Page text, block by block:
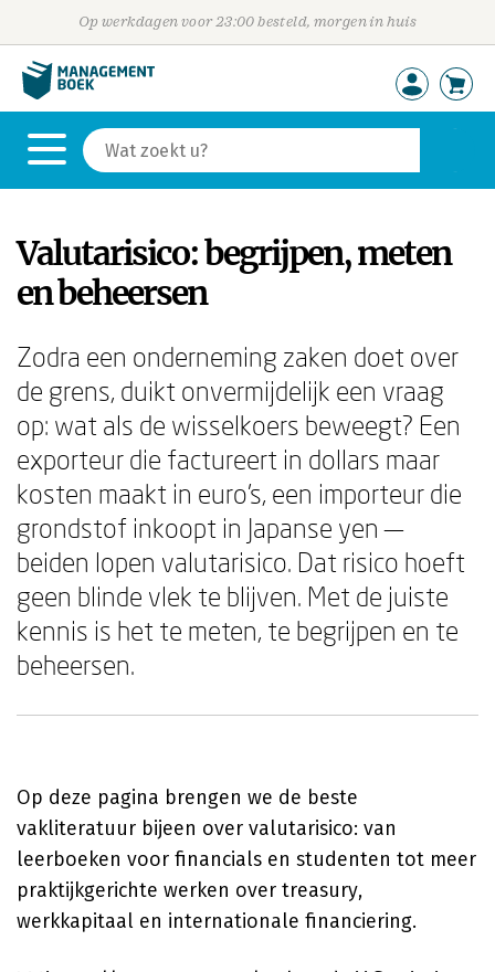
Op werkdagen voor 23:00 besteld, morgen in huis
Valutarisico: begrijpen, meten
en beheersen
Zodra een onderneming zaken doet over
de grens, duikt onvermijdelijk een vraag
op: wat als de wisselkoers beweegt? Een
exporteur die factureert in dollars maar
kosten maakt in euro's, een importeur die
grondstof inkoopt in Japanse yen —
beiden lopen valutarisico. Dat risico hoeft
geen blinde vlek te blijven. Met de juiste
kennis is het te meten, te begrijpen en te
beheersen.
Op deze pagina brengen we de beste
vakliteratuur bijeen over valutarisico: van
leerboeken voor financials en studenten tot meer
praktijkgerichte werken over treasury,
werkkapitaal en internationale financiering.